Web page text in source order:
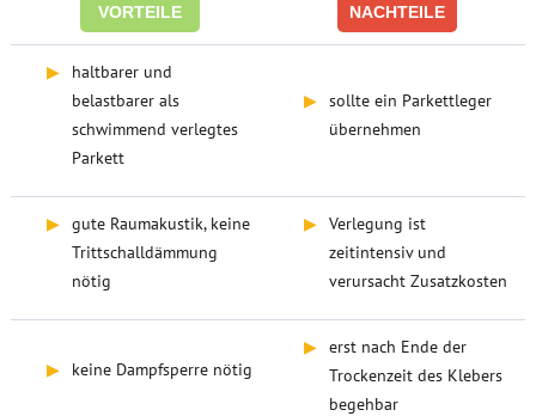
VORTEILE NACHTEILE
▶
haltbarer und
belastbarer als
schwimmend verlegtes
Parkett
▶ sollte ein Parkettleger
übernehmen
▶ gute Raumakustik, keine
Trittschalldämmung
nötig
▶ Verlegung ist
zeitintensiv und
verursacht Zusatzkosten
▶ keine Dampfsperre nötig
▶ erst nach Ende der
Trockenzeit des Klebers
begehbar